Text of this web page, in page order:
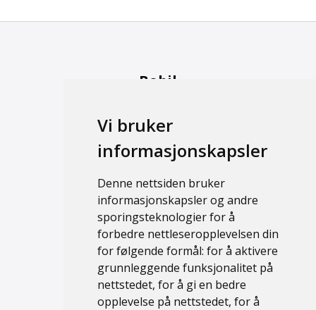
Vi bruker
informasjonskapsler
Denne nettsiden bruker
informasjonskapsler og andre
sporingsteknologier for å
forbedre nettleseropplevelsen din
for følgende formål: for å aktivere
grunnleggende funksjonalitet på
nettstedet, for å gi en bedre
opplevelse på nettstedet, for å
Bobil
Ny
Campingvogn
Brukt
Ny
Support
Kontakt
Personvernerklæring